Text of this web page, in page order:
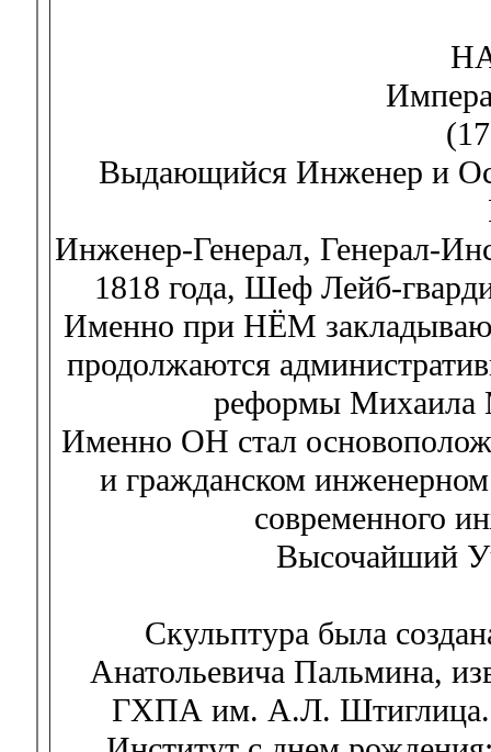
Выдающийся Инженер и
Инженер-Генерал, Генерал-
1818 года, Шеф Лейб-
Именно при НЁМ
продолжаются
реформы Михаила
Именно ОН стал
и гражданском
современного
Высочайший
Скульптура была
Анатольевича Пальмина,
ГХПА им. А.Л. Штиглица.